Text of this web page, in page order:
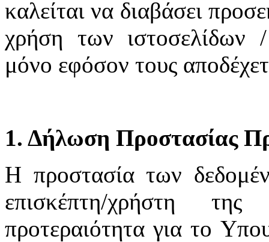
καλείται να διαβάσει
χρήση των ιστοσελίδων
μόνο εφόσον τους
1. Δήλωση Προστασίας
H προστασία των
επισκέπτη/χρήστη
προτεραιότητα για το